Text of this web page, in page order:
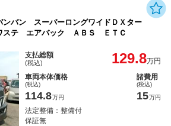
ンバン スーパーロングワイドＤＸター
テ エアバック ＡＢＳ ＥＴＣ
支払総額
(税込) 129.8万円
車両本体価格
(税込)
114.8万円
諸費用
(税込)
15万円
法定整備：整備付
保証無